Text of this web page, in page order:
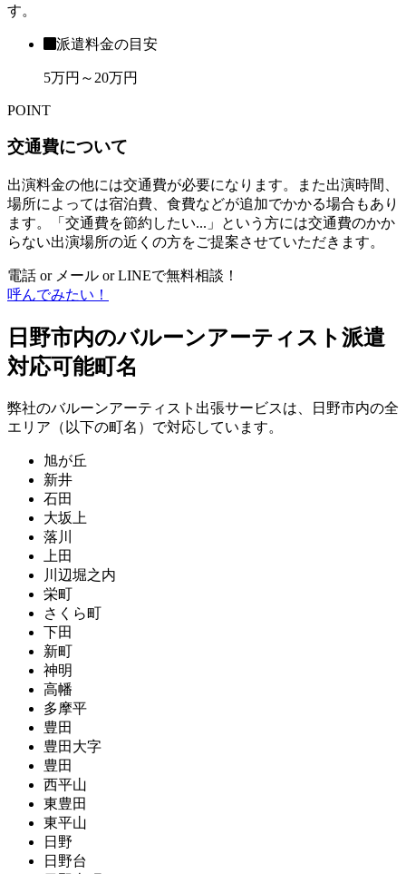
す。
派遣料金の目安
5万円～20万円
POINT
交通費について
出演料金の他には交通費が必要になります。また出演時間、
場所によっては宿泊費、食費などが追加でかかる場合もあり
ます。「交通費を節約したい...」という方には交通費のかか
らない出演場所の近くの方をご提案させていただきます。
電話 or メール or LINEで無料相談！
呼んでみたい！
日野市内のバルーンアーティスト派遣
対応可能町名
弊社のバルーンアーティスト出張サービスは、日野市内の全
エリア（以下の町名）で対応しています。
旭が丘
新井
石田
大坂上
落川
上田
川辺堀之内
栄町
さくら町
下田
新町
神明
高幡
多摩平
豊田
豊田大字
豊田
西平山
東豊田
東平山
日野
日野台